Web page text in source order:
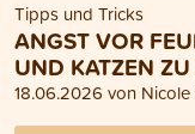
Tipps und Tricks
ANGST VOR
UND KATZEN
18.06.2026 von Nicole